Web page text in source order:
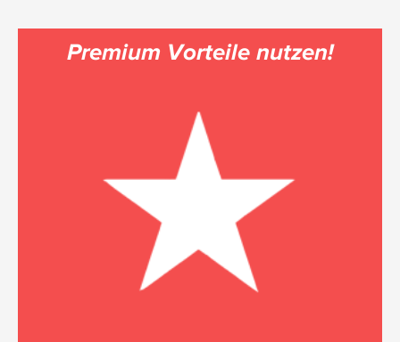
Premium Vorteile nutzen!